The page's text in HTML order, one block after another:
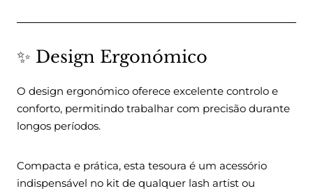
✨ Design Ergonómico
O design ergonómico oferece excelente controlo e
conforto, permitindo trabalhar com precisão durante
longos períodos.
Compacta e prática, esta tesoura é um acessório
indispensável no kit de qualquer lash artist ou